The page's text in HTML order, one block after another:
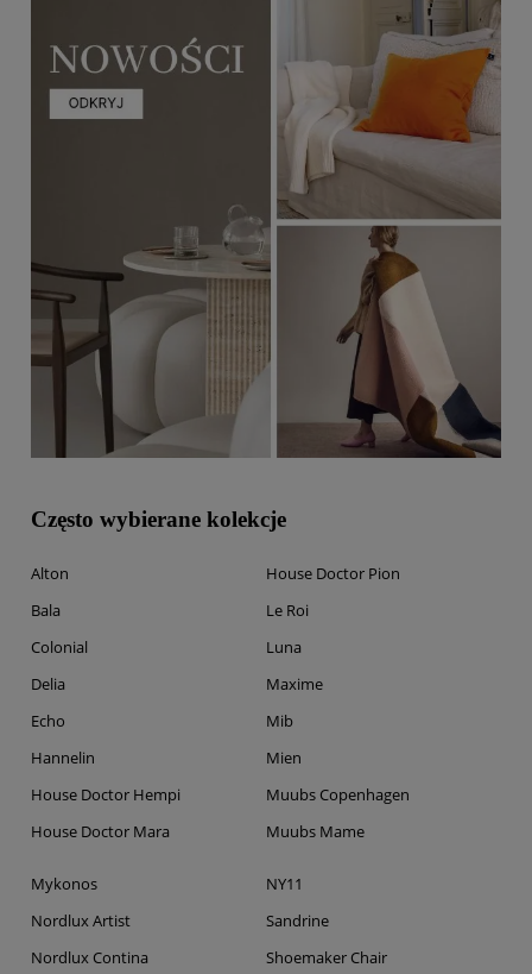
Często wybierane kolekcje
Alton
Bala
Colonial
Delia
Echo
Hannelin
House Doctor Hempi
House Doctor Mara
House Doctor Pion
Le Roi
Luna
Maxime
Mib
Mien
Muubs Copenhagen
Muubs Mame
Mykonos
Nordlux Artist
Nordlux Contina
NY11
Sandrine
Shoemaker Chair